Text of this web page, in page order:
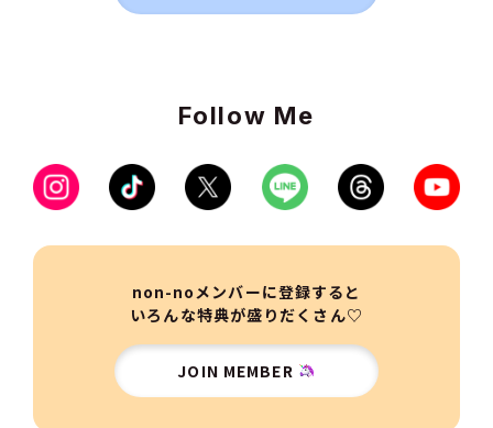
Follow Me
non-noメンバーに登録すると
いろんな特典が盛りだくさん♡
JOIN MEMBER